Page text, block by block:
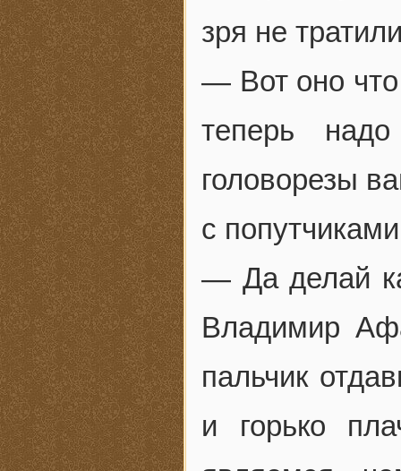
зря не
— Вот оно
теперь
головорезы
с
— Да делай
Владимир
пальчик
и горько